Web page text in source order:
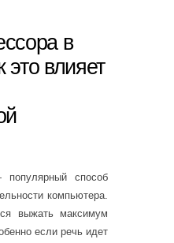
в
это влияет
популярный способ
компьютера.
выжать максимум
если речь идет